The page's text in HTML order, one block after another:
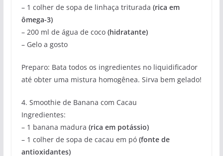
– 1 colher de sopa de linhaça triturada (rica em
ômega-3)
– 200 ml de água de coco (hidratante)
– Gelo a gosto
Preparo: Bata todos os ingredientes no liquidificador
até obter uma mistura homogênea. Sirva bem gelado!
4. Smoothie de Banana com Cacau
Ingredientes:
– 1 banana madura (rica em potássio)
– 1 colher de sopa de cacau em pó (fonte de
antioxidantes)